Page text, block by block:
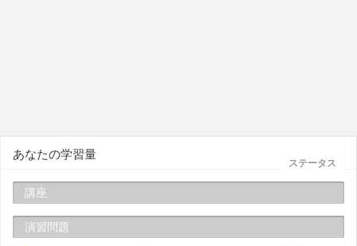
ステータス
あなたの学習量
講座
演習問題